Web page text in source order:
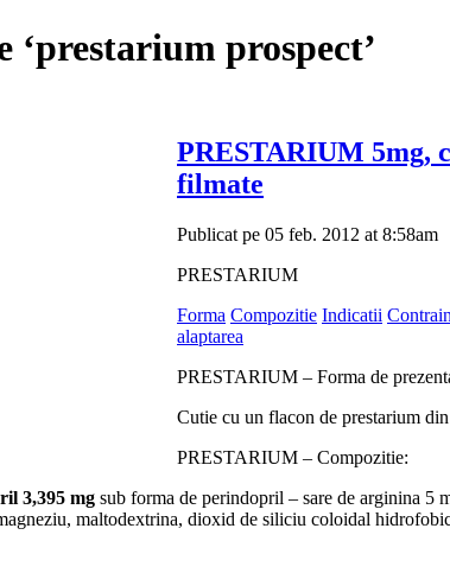
‘prestarium prospect’
PRESTARIUM 5mg,
filmate
Publicat pe 05 feb. 2012 at 8:58am
PRESTARIUM
Forma Compozitie Indicatii
alaptarea
PRESTARIUM – Forma de
Cutie cu un flacon de prestarium
PRESTARIUM – Compozitie:
3,395 mg sub forma de perindopril – sare de arginina 5
maltodextrina, dioxid de siliciu coloidal